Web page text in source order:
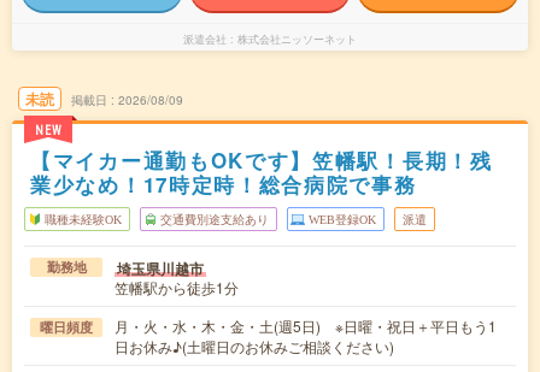
派遣会社 株式会社ニッソーネット
未読
NEW
掲載日 2026/08/09
【マイカー通勤もOKです】笠幡駅！長期！残
業少なめ！17時定時！総合病院で事務
職種未経験OK 交通費別途支給あり WEB登録OK 派遣
勤務地 埼玉県川越市
笠幡駅から徒歩1分
曜日頻度
月・火・水・木・金・土(週5日) ※日曜・祝日＋平日もう1
日お休み♪(土曜日のお休みご相談ください)